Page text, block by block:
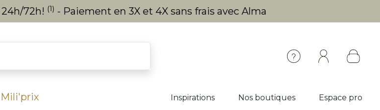
72h! (1) - Paiement en 3X et 4X sans frais avec Alma
Mili'prix Inspirations Nos boutiques Espace pro